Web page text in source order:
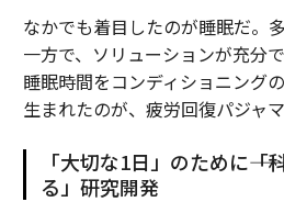
なかでも着目したのが睡眠だ。
一方で、ソリューションが充分
睡眠時間をコンディショニング
生まれたのが、疲労回復パジャ
「大切な1日」のために――
る」研究開発